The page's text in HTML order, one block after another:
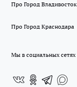
Про Город Владивосток
Про Город Краснодара
Мы в социальных сетях